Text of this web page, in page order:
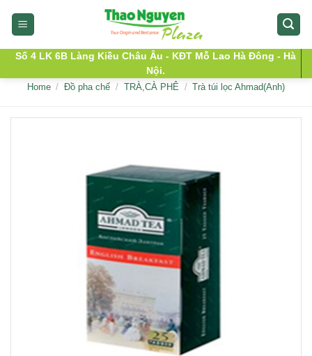
Số 4 LK 6B Làng Kiều Châu Âu - KĐT Mỗ Lao Hà Đông - Hà
Nội.
Home / Đồ pha chế / TRÀ,CÀ PHÊ / Trà túi lọc Ahmad(Anh)